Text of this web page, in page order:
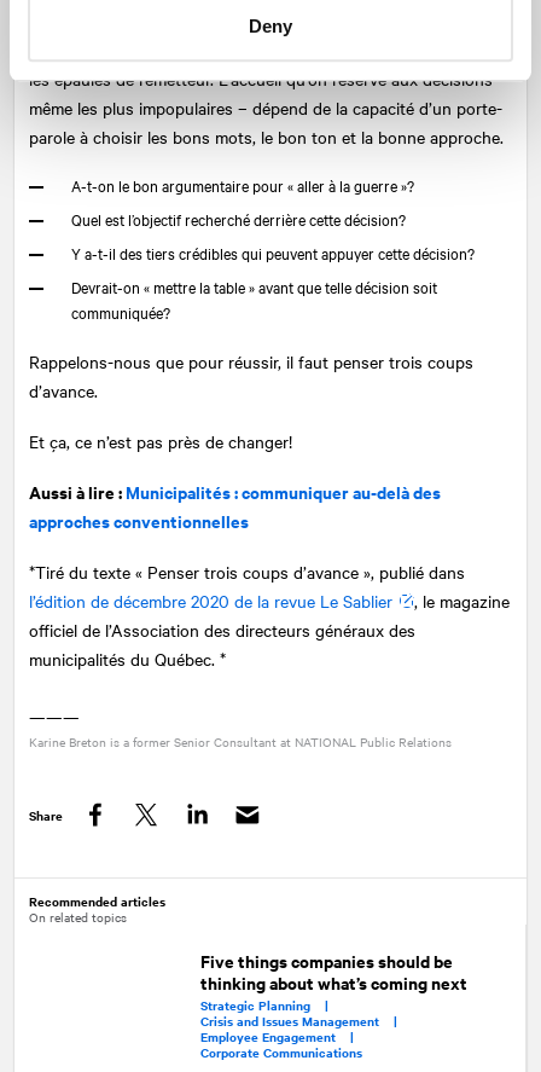
Deny
une compétence de plus en plus recherchée, puisque l’adhésion
les épaules de l’émetteur. L’accueil qu’on réserve aux décisions –
même les plus impopulaires – dépend de la capacité d’un porte-
parole à choisir les bons mots, le bon ton et la bonne approche.
A-t-on le bon argumentaire pour « aller à la guerre »?
Quel est l’objectif recherché derrière cette décision?
Y a-t-il des tiers crédibles qui peuvent appuyer cette décision?
Devrait-on « mettre la table » avant que telle décision soit
communiquée?
Rappelons-nous que pour réussir, il faut penser trois coups
d’avance.
Et ça, ce n’est pas près de changer!
Aussi à lire :Municipalités : communiquer au-delà des
approches conventionnelles
*Tiré du texte « Penser trois coups d’avance », publié dans
l’édition de décembre 2020 de la revue Le Sablier
, le magazine
officiel de l’Association des directeurs généraux des
municipalités du Québec. *
———
Karine Breton is a former Senior Consultant at NATIONAL Public Relations
Share
Recommended articles
On related topics
Five things companies should be
thinking about what’s coming next
Strategic Planning |
Crisis and Issues Management |
Employee Engagement |
Corporate Communications